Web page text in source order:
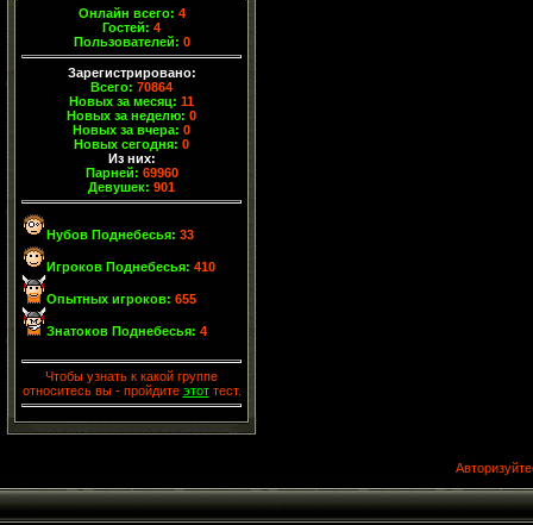
Онлайн всего: 4
Гостей: 4
Пользователей: 0
Зарегистрировано:
Всего: 70864
Новых за месяц: 11
Новых за неделю: 0
Новых за вчера: 0
Новых сегодня: 0
Из них:
Парней: 69960
Девушек: 901
Нубов Поднебесья: 33
Игроков Поднебесья: 410
Опытных игроков: 655
Знатоков Поднебесья: 4
Чтобы узнать к какой группе
относитесь вы - пройдите этоттест.